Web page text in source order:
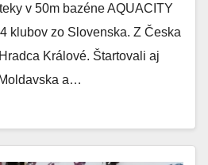
v 50m bazéne AQUACITY
klubov zo Slovenska. Z Česka
Králové. Štartovali aj
a…